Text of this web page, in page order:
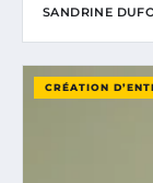
SANDRINE
CRÉATION